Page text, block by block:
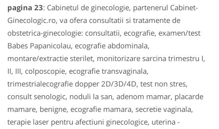
pagina 23: Cabinetul de ginecologie, partenerul Cabinet-
Ginecologic.ro, va ofera consultatii si tratamente de
obstetrica-ginecologie: consultatii, ecografie, examen/test
Babes Papanicolau, ecografie abdominala,
montare/extractie sterilet, monitorizare sarcina trimestru I,
II, III, colposcopie, ecografie transvaginala,
trimestrialecografie dopper 2D/3D/4D, test non stres,
consult senologic, noduli la san, adenom mamar, placarde
mamare, benigne, ecografie mamara, secretie vaginala,
terapie laser pentru afectiuni ginecologice, uterina -